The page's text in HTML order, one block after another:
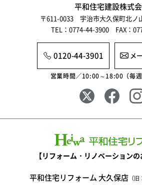
2025年8月
2025年7月
2025年6月
2025年5月
2025年4月
2025年3月
2025年2月
2025年1月
平和住宅建設株式
〒611-0033 宇治市大久保町北ノ
TEL：0774-44-3900 FAX：
0120-44-3901 メ
営業時間／10:00～18:00（毎週
【リフォーム・リノベーションの
平和住宅リフォーム 大久保店 （